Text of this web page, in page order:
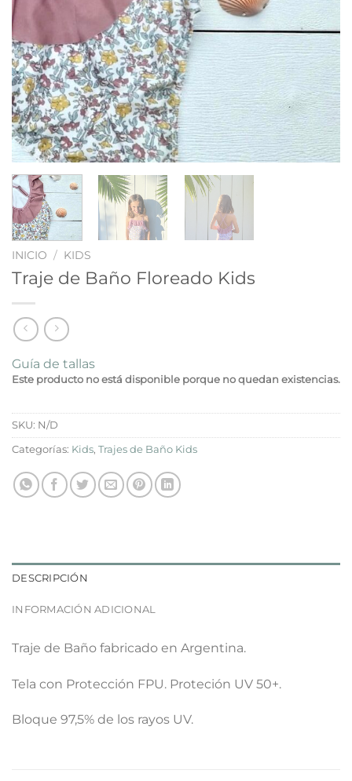
INICIO / KIDS
Traje de Baño Floreado Kids
Guía de tallas
Este producto no está disponible porque no quedan existencias.
SKU: N/D
Categorías: Kids, Trajes de Baño Kids
DESCRIPCIÓN
INFORMACIÓN ADICIONAL
Traje de Baño fabricado en Argentina.
Tela con Protección FPU. Proteción UV 50+.
Bloque 97,5% de los rayos UV.